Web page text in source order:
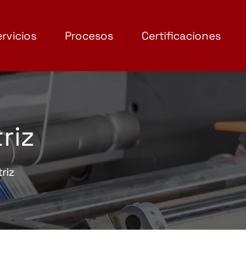
Procesos Certificaciones